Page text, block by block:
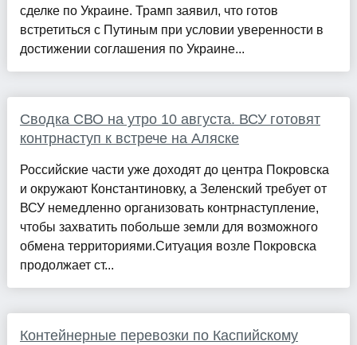
сделке по Украине. Трамп заявил, что готов
встретиться с Путиным при условии уверенности в
достижении соглашения по Украине...
Сводка СВО на утро 10 августа. ВСУ готовят
контрнаступ к встрече на Аляске
Российские части уже доходят до центра Покровска
и окружают Константиновку, а Зеленский требует от
ВСУ немедленно организовать контрнаступление,
чтобы захватить побольше земли для возможного
обмена территориями.Ситуация возле Покровска
продолжает ст...
Контейнерные перевозки по Каспийскому